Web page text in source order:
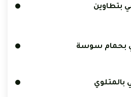
بتطاوين
بحمام سوسة
بالمتلوي